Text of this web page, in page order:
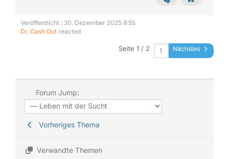
Veröffentlicht : 30. Dezember 2025 8:55
Dr. Cash Out reacted
Seite 1 / 2 Nächstes
Forum Jump:
Vorheriges Thema
Verwandte Themen